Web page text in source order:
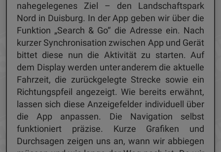
nahegelegenes Ziel – den Landschaftspark
Nord in Duisburg. In der App geben wir über die
Funktion „Search & Go“ die Adresse ein. Nach
kurzer Synchronisation zwischen App und Gerät
bittet diese nun die Aktivität zu starten. Auf
dem Display werden unter anderem die aktuelle
Fahrzeit, die zurückgelegte Strecke sowie ein
Richtungspfeil angezeigt. Wie bereits erwähnt,
lassen sich diese Anzeigefelder individuell über
die App anpassen. Die Navigation selbst
funktioniert präzise. Kurze Grafiken und
Durchsagen zeigen uns an, wann wir abbiegen